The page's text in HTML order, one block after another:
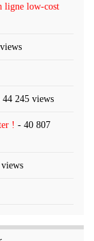
ligne low-cost
44 245 views
! - 40 807